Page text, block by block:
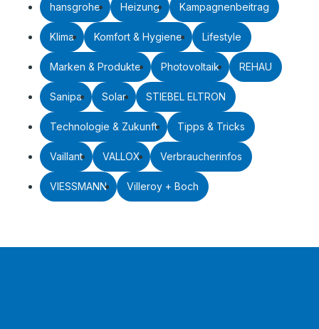
hansgrohe Heizung Kampagnenbeitrag
Klima Komfort & Hygiene Lifestyle
Marken & Produkte Photovoltaik REHAU
Sanipa Solar STIEBEL ELTRON
Technologie & Zukunft Tipps & Tricks
Vaillant VALLOX Verbraucherinfos
VIESSMANN Villeroy + Boch